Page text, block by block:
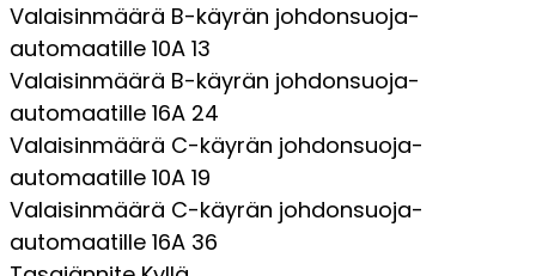
Valaisinmäärä B-käyrän johdonsuoja-
automaatille 10A 13
Valaisinmäärä B-käyrän johdonsuoja-
automaatille 16A 24
Valaisinmäärä C-käyrän johdonsuoja-
automaatille 10A 19
Valaisinmäärä C-käyrän johdonsuoja-
automaatille 16A 36